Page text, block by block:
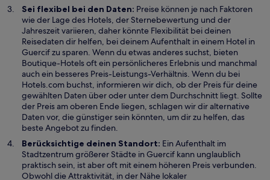
Sei flexibel bei den Daten: Preise können je nach Faktoren
wie der Lage des Hotels, der Sternebewertung und der
Jahreszeit variieren, daher könnte Flexibilität bei deinen
Reisedaten dir helfen, bei deinem Aufenthalt in einem Hotel in
Guercif zu sparen. Wenn du etwas anderes suchst, bieten
Boutique-Hotels oft ein persönlicheres Erlebnis und manchmal
auch ein besseres Preis-Leistungs-Verhältnis. Wenn du bei
Hotels.com buchst, informieren wir dich, ob der Preis für deine
gewählten Daten über oder unter dem Durchschnitt liegt. Sollte
der Preis am oberen Ende liegen, schlagen wir dir alternative
Daten vor, die günstiger sein könnten, um dir zu helfen, das
beste Angebot zu finden.
Berücksichtige deinen Standort: Ein Aufenthalt im
Stadtzentrum größerer Städte in Guercif kann unglaublich
praktisch sein, ist aber oft mit einem höheren Preis verbunden.
Obwohl die Attraktivität, in der Nähe lokaler